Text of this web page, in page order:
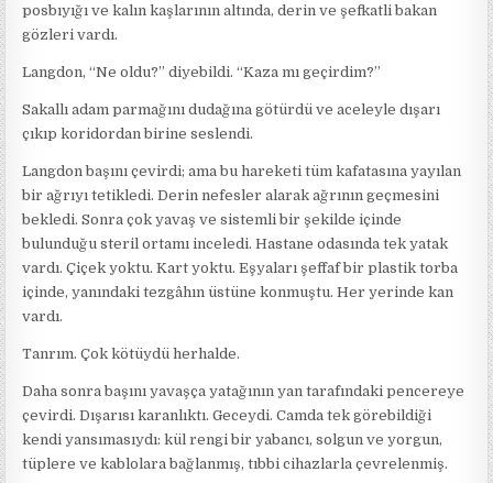
posbıyığı ve kalın kaşlarının altında, derin ve şefkatli bakan
gözleri vardı.
Langdon, “Ne oldu?” diyebildi. “Kaza mı geçirdim?”
Sakallı adam parmağını dudağına götürdü ve aceleyle dışarı
çıkıp koridordan birine seslendi.
Langdon başını çevirdi; ama bu hareketi tüm kafatasına yayılan
bir ağrıyı tetikledi. Derin nefesler alarak ağrının geçmesini
bekledi. Sonra çok yavaş ve sistemli bir şekilde içinde
bulunduğu steril ortamı inceledi. Hastane odasında tek yatak
vardı. Çiçek yoktu. Kart yoktu. Eşyaları şeffaf bir plastik torba
içinde, yanındaki tezgâhın üstüne konmuştu. Her yerinde kan
vardı.
Tanrım. Çok kötüydü herhalde.
Daha sonra başını yavaşça yatağının yan tarafındaki pencereye
çevirdi. Dışarısı karanlıktı. Geceydi. Camda tek görebildiği
kendi yansımasıydı: kül rengi bir yabancı, solgun ve yorgun,
tüplere ve kablolara bağlanmış, tıbbi cihazlarla çevrelenmiş.